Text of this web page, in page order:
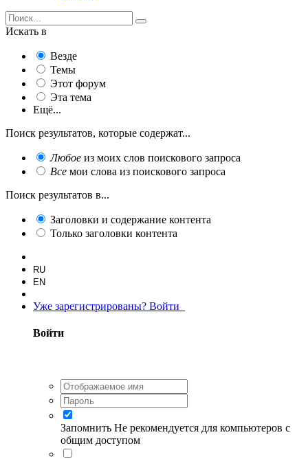
Искать в
Везде
Темы
Этот форум
Эта тема
Ещё...
Поиск результатов, которые содержат...
Любое из моих слов поискового запроса
Все мои слова из поискового запроса
Поиск результатов в...
Заголовки и содержание контента
Только заголовки контента
RU
EN
Уже зарегистрированы? Войти
Войти
Запомнить Не рекомендуется для компьютеров с
общим доступом